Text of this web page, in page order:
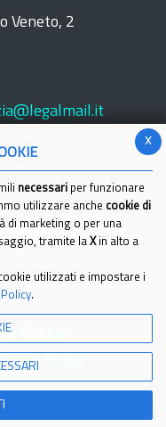
Veneto, 2
Seguici su:
Iva
Policy
- Tutti i diritti riservati
x
necessari per funzionare
utilizzare anche cookie di
di marketing o per una
tramite la Xin alto a
utilizzati e impostare i
Policy.